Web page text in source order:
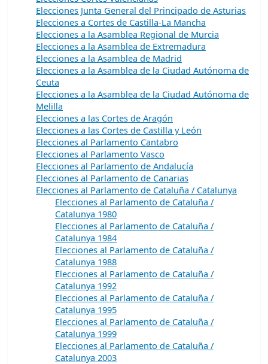
Elecciones Junta General del Principado de Asturias
Elecciones a Cortes de Castilla-La Mancha
Elecciones a la Asamblea Regional de Murcia
Elecciones a la Asamblea de Extremadura
Elecciones a la Asamblea de Madrid
Elecciones a la Asamblea de la Ciudad Autónoma de
Ceuta
Elecciones a la Asamblea de la Ciudad Autónoma de
Melilla
Elecciones a las Cortes de Aragón
Elecciones a las Cortes de Castilla y León
Elecciones al Parlamento Cantabro
Elecciones al Parlamento Vasco
Elecciones al Parlamento de Andalucía
Elecciones al Parlamento de Canarias
Elecciones al Parlamento de Cataluña / Catalunya
Elecciones al Parlamento de Cataluña /
Catalunya 1980
Elecciones al Parlamento de Cataluña /
Catalunya 1984
Elecciones al Parlamento de Cataluña /
Catalunya 1988
Elecciones al Parlamento de Cataluña /
Catalunya 1992
Elecciones al Parlamento de Cataluña /
Catalunya 1995
Elecciones al Parlamento de Cataluña /
Catalunya 1999
Elecciones al Parlamento de Cataluña /
Catalunya 2003